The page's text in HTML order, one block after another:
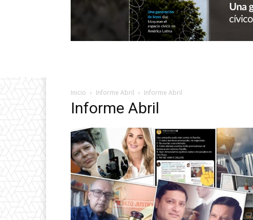
Inicio Informe Abril Informe Abril
Informe Abril